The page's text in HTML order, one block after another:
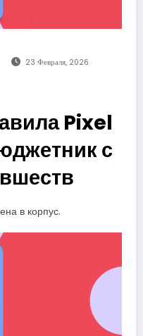
23 Февраля, 2026
Pixel
с
в корпус.